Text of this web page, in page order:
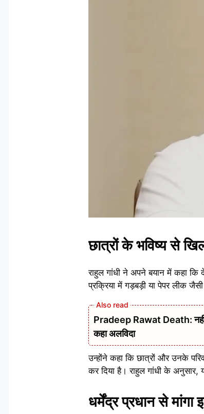
छात्रों के भविष्य से
राहुल गांधी ने अपने बयान में कहा कि
प्रक्रिया में गड़बड़ी या पेपर लीक
Pradeep Rawat Death: नहीं
कहा अलविदा
उन्होंने कहा कि छात्रों और उनके
कर दिया है। राहुल गांधी के अनुसार,
धर्मेंद्र प्रधान से मांगा